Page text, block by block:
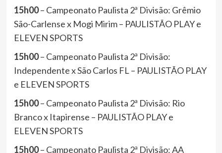
15h00– Campeonato Paulista 2ª Divisão: Grêmio
São-Carlense x Mogi Mirim – PAULISTÃO PLAY e
ELEVEN SPORTS
15h00– Campeonato Paulista 2ª Divisão:
Independente x São Carlos FL – PAULISTÃO PLAY
e ELEVEN SPORTS
15h00– Campeonato Paulista 2ª Divisão: Rio
Branco x Itapirense – PAULISTÃO PLAY e
ELEVEN SPORTS
15h00– Campeonato Paulista 2ª Divisão: AA